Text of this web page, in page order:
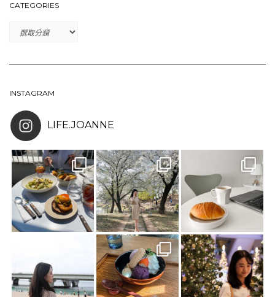
CATEGORIES
CATEGORIES
INSTAGRAM
LIFE.JOANNE